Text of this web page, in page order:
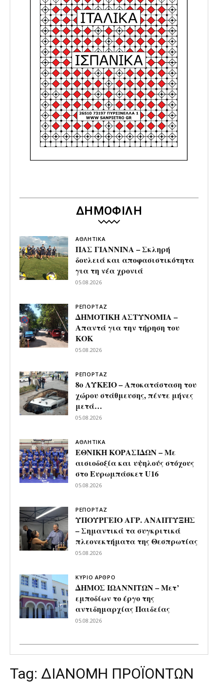
ΔΗΜΟΦΙΛΗ
ΑΘΛΗΤΙΚΑ
ΠΑΣ ΓΙΑΝΝΙΝΑ – Σκληρή
δουλειά και αποφασιστικότητα
για τη νέα χρονιά
05.08.2026
ΡΕΠΟΡΤΑΖ
ΔΗΜΟΤΙΚΗ ΑΣΤΥΝΟΜΙΑ –
Απαντά για την τήρηση του
ΚΟΚ
05.08.2026
ΡΕΠΟΡΤΑΖ
8ο ΛΥΚΕΙΟ – Αποκατάσταση του
χώρου στάθμευσης, πέντε μήνες
μετά…
05.08.2026
ΑΘΛΗΤΙΚΑ
ΕΘΝΙΚΗ ΚΟΡΑΣΙΔΩΝ – Με
αισιοδοξία και υψηλούς στόχους
στο Ευρωμπάσκετ U16
05.08.2026
ΡΕΠΟΡΤΑΖ
ΥΠΟΥΡΓΕΙΟ ΑΓΡ. ΑΝΑΠΤΥΞΗΣ
– Σημαντικά τα συγκριτικά
πλεονεκτήματα της Θεσπρωτίας
05.08.2026
ΚΥΡΙΟ ΑΡΘΡΟ
ΔΗΜΟΣ ΙΩΑΝΝΙΤΩΝ – Μετ’
εμποδίων το έργο της
αντιδημαρχίας Παιδείας
05.08.2026
Tag: ΔΙΑΝΟΜΗ ΠΡΟΪΟΝΤΩΝ